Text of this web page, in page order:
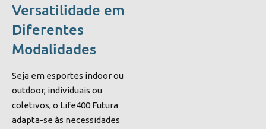
Versatilidade em
Diferentes
Modalidades
Seja em esportes indoor ou
outdoor, individuais ou
coletivos, o Life400 Futura
adapta-se às necessidades